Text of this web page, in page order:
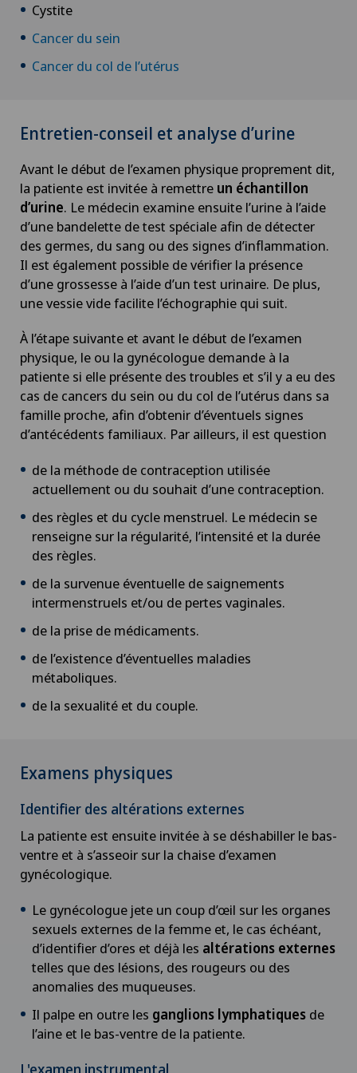
Cystite
Cancer du sein
Cancer du col de l’utérus
Entretien-conseil et analyse d’urine
Avant le début de l’examen physique proprement dit,
la patiente est invitée à remettre un échantillon
d’urine. Le médecin examine ensuite l’urine à l’aide
d’une bandelette de test spéciale afin de détecter
des germes, du sang ou des signes d’inflammation.
Il est également possible de vérifier la présence
d’une grossesse à l’aide d’un test urinaire. De plus,
une vessie vide facilite l’échographie qui suit.
À l’étape suivante et avant le début de l’examen
physique, le ou la gynécologue demande à la
patiente si elle présente des troubles et s’il y a eu des
cas de cancers du sein ou du col de l’utérus dans sa
famille proche, afin d’obtenir d’éventuels signes
d’antécédents familiaux. Par ailleurs, il est question
de la méthode de contraception utilisée
actuellement ou du souhait d’une contraception.
des règles et du cycle menstruel. Le médecin se
renseigne sur la régularité, l’intensité et la durée
des règles.
de la survenue éventuelle de saignements
intermenstruels et/ou de pertes vaginales.
de la prise de médicaments.
de l’existence d’éventuelles maladies
métaboliques.
de la sexualité et du couple.
Examens physiques
Identifier des altérations externes
La patiente est ensuite invitée à se déshabiller le bas-
ventre et à s’asseoir sur la chaise d’examen
gynécologique.
Le gynécologue jete un coup d’œil sur les organes
sexuels externes de la femme et, le cas échéant,
d’identifier d’ores et déjà les altérations externes
telles que des lésions, des rougeurs ou des
anomalies des muqueuses.
Il palpe en outre les ganglions lymphatiques de
l’aine et le bas-ventre de la patiente.
L'examen instrumental